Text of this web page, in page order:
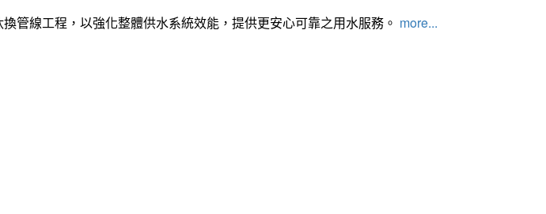
管線工程，以強化整體供水系統效能，提供更安心可靠之用水服務。 more...